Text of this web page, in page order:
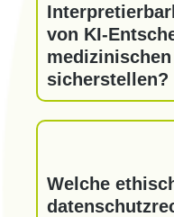
von KI-
sicherstellen?
Welche